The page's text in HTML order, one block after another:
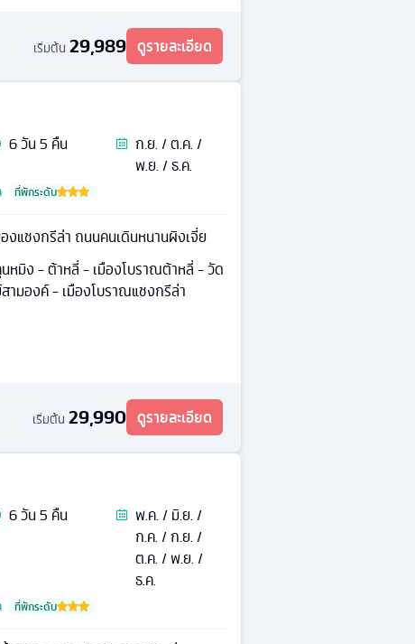
เริ่มต้น 29,989 ดูรายละเอียด
6วัน5 คืน
ก.ย. / ต.ค. /
พ.ย. / ธ.ค.
ที่พักระดับ
งแชงกรีล่า ถนนคนเดินหนานผิงเจี่ย
หมิง - ต้าหลี่ - เมืองโบราณต้าหลี่ - วัด
ามองค์ - เมืองโบราณแชงกรีล่า
เริ่มต้น 29,990 ดูรายละเอียด
6วัน5 คืน
พ.ค. / มิ.ย. /
ก.ค. / ก.ย. /
ต.ค. / พ.ย. /
ธ.ค.
ที่พักระดับ